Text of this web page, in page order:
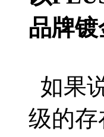
品牌镀
如果
级的